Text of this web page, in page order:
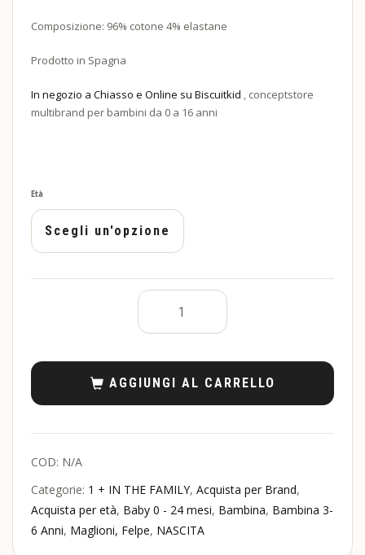
Composizione: 96% cotone 4% elastane
Prodotto in Spagna
In negozio a Chiasso e Online su Biscuitkid , conceptstore
multibrand per bambini da 0 a 16 anni
Età
AGGIUNGI AL CARRELLO
COD: N/A
Categorie: 1 + IN THE FAMILY, Acquista per Brand,
Acquista per età, Baby 0 - 24 mesi, Bambina, Bambina 3-
6 Anni, Maglioni, Felpe, NASCITA